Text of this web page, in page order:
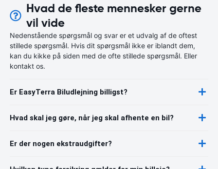
Hvad de fleste mennesker gerne
vil vide
Nedenstående spørgsmål og svar er et udvalg af de oftest
stillede spørgsmål. Hvis dit spørgsmål ikke er iblandt dem,
kan du kikke på siden med de ofte stillede spørgsmål. Eller
kontakt os.
Er EasyTerra Biludlejning billigst?
Hvad skal jeg gøre, når jeg skal afhente en bil?
Er der nogen ekstraudgifter?